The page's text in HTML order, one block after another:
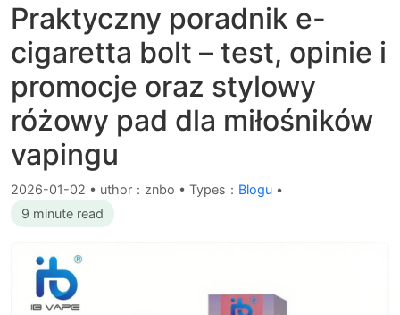
Praktyczny poradnik e-
cigaretta bolt – test, opinie i
promocje oraz stylowy
różowy pad dla miłośników
vapingu
2026-01-02 • uthor：znbo • Types： Blogu •
9 minute read